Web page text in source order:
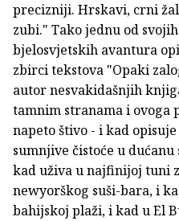
precizniji. Hrskavi, crni
zubi." Tako jednu od
bjelosvjetskih avantura
zbirci tekstova "Opaki
autor nesvakidašnjih
tamnim stranama i ovoga
napeto štivo - i kad
sumnjive čistoće u
kad uživa u najfinijoj tuni
newyorškog suši-bara, i
bahijskoj plaži, i kad u El